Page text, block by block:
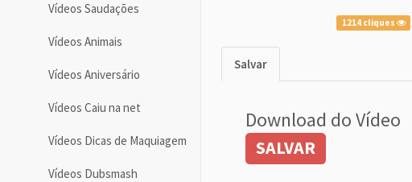
Vídeos Saudações
Vídeos Animais
Vídeos Aniversário
Vídeos Caiu na net
Vídeos Dicas de Maquiagem
Vídeos Dubsmash
1214 cliques
Salvar
Download do Vídeo
SALVAR